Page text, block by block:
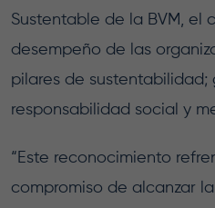
Sustentable de la BVM, el
desempeño de las
pilares de
responsabilidad social y
“Este reconocimiento
compromiso de alcanzar